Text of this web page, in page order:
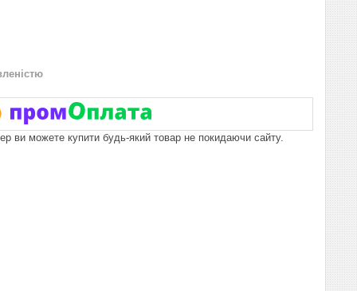
ви можете купити будь-який товар не покидаючи сайту.